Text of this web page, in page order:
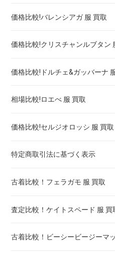
価格比較!バレンシアガ 服 買取
価格比較!クリスチャンルブタン
価格比較!ドルチェ&ガッバーナ
相場比較!ロエべ 服 買取
価格比較!セルジオロッシ 服 買取
特定商取引法に基づく表示
古着比較！フェラガモ 服 買取
査定比較！ケイトスペード 服 買
古着比較！ビーシービージーマ